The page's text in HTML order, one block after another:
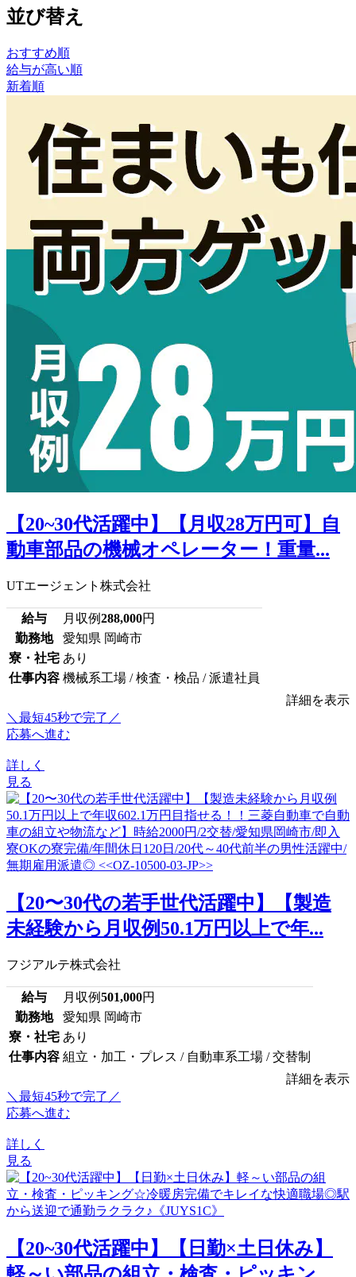
並び替え
おすすめ順
給与が高い順
新着順
【20~30代活躍中】【月収28万円可】自
動車部品の機械オペレーター！重量...
UTエージェント株式会社
給与 月収例288,000円
勤務地
愛知県 岡崎市
寮・社宅 あり
仕事内容 機械系工場 / 検査・検品 / 派遣社員
詳細を表示
＼最短45秒で完了／
応募へ進む
詳しく
見る
【20〜30代の若手世代活躍中】【製造
未経験から月収例50.1万円以上で年...
フジアルテ株式会社
給与 月収例501,000円
勤務地
愛知県 岡崎市
寮・社宅 あり
仕事内容 組立・加工・プレス / 自動車系工場 / 交替制
詳細を表示
＼最短45秒で完了／
応募へ進む
詳しく
見る
【20~30代活躍中】【日勤×土日休み】